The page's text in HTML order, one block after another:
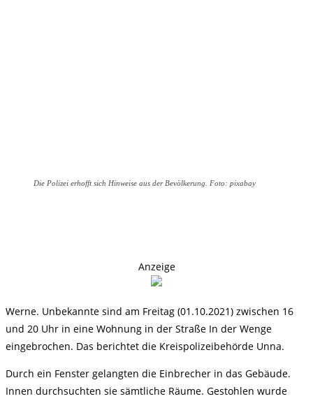
Die Polizei erhofft sich Hinweise aus der Bevölkerung. Foto: pixabay
Anzeige
Werne. Unbekannte sind am Freitag (01.10.2021) zwischen 16
und 20 Uhr in eine Wohnung in der Straße In der Wenge
eingebrochen. Das berichtet die Kreispolizeibehörde Unna.
Durch ein Fenster gelangten die Einbrecher in das Gebäude.
Innen durchsuchten sie sämtliche Räume. Gestohlen wurde